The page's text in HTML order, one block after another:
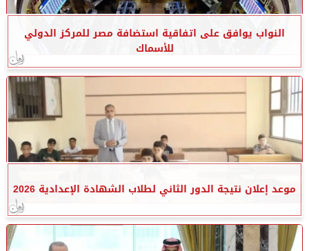
النواب يوافق على اتفاقية استضافة مصر للمركز الدولي
للأسماك
موعد إعلان نتيجة الدور الثاني لطلاب الشهادة الإعدادية 2026